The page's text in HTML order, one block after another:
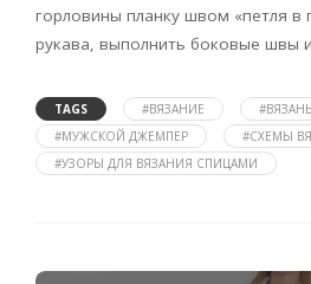
горловины планку швом «петля в
рукава, выполнить боковые швы
TAGS #ВЯЗАНИЕ
#МУЖСКОЙ ДЖЕМПЕР
#СХЕМЫ
#УЗОРЫ ДЛЯ ВЯЗАНИЯ СПИЦАМИ